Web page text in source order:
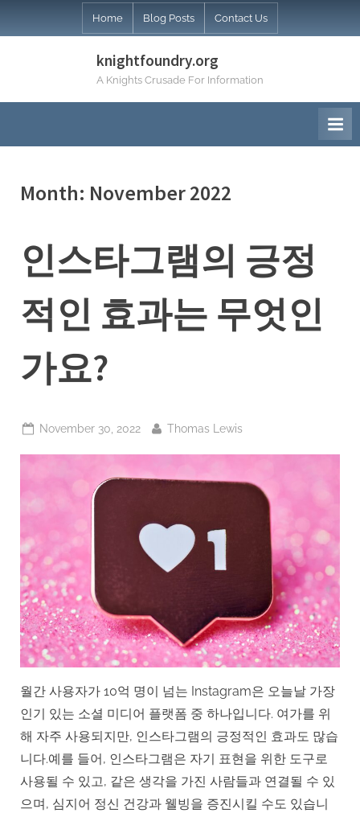
to
Home Blog Posts Contact Us
knightfoundry.org
A Knights Crusade For Information
Month: November 2022
인스타그램의 긍정
적인 효과는 무엇인
가요?
Posted
November 30, 2022 By
Thomas Lewis
월간 사용자가 10억 명이 넘는 Instagram은 오늘날 가장
인기 있는 소셜 미디어 플랫폼 중 하나입니다. 여가를 위
해 자주 사용되지만, 인스타그램의 긍정적인 효과도 많습
니다.예를 들어, 인스타그램은 자기 표현을 위한 도구로
사용될 수 있고, 같은 생각을 가진 사람들과 연결될 수 있
으며, 심지어 정신 건강과 웰빙을 증진시킬 수도 있습니